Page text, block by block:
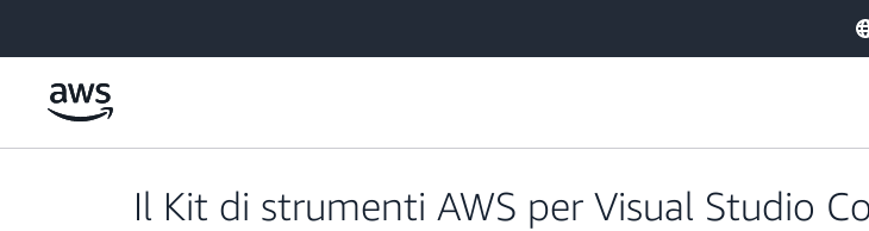
Il Kit di strumenti AWS per Visual Studio